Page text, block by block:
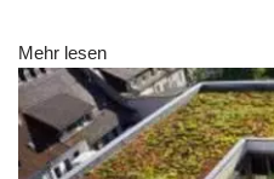
Mehr lesen